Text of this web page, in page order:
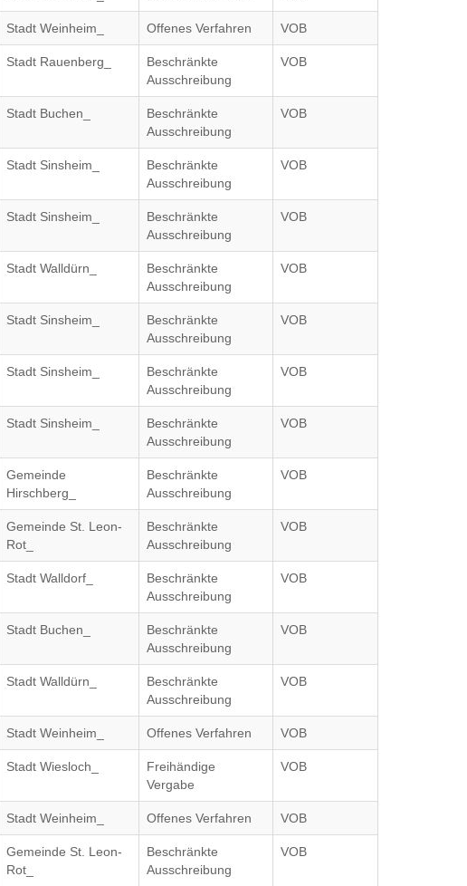
Stadt Weinheim_ Offenes Verfahren VOB
Stadt Rauenberg_
Beschränkte
Ausschreibung
VOB
Stadt Buchen_
Beschränkte
Ausschreibung
VOB
Stadt Sinsheim_
Beschränkte
Ausschreibung
VOB
Stadt Sinsheim_
Beschränkte
Ausschreibung
VOB
Stadt Walldürn_
Beschränkte
Ausschreibung
VOB
Stadt Sinsheim_
Beschränkte
Ausschreibung
VOB
Stadt Sinsheim_
Beschränkte
Ausschreibung
VOB
Stadt Sinsheim_
Beschränkte
Ausschreibung
VOB
Gemeinde
Hirschberg_
Beschränkte
Ausschreibung
VOB
Gemeinde St. Leon-
Rot_
Beschränkte
Ausschreibung
VOB
Stadt Walldorf_
Beschränkte
Ausschreibung
VOB
Stadt Buchen_
Beschränkte
Ausschreibung
VOB
Stadt Walldürn_
Beschränkte
Ausschreibung
VOB
Stadt Weinheim_ Offenes Verfahren VOB
Stadt Wiesloch_
Freihändige
Vergabe
VOB
Stadt Weinheim_ Offenes Verfahren VOB
Gemeinde St. Leon-
Rot_
Beschränkte
Ausschreibung
VOB